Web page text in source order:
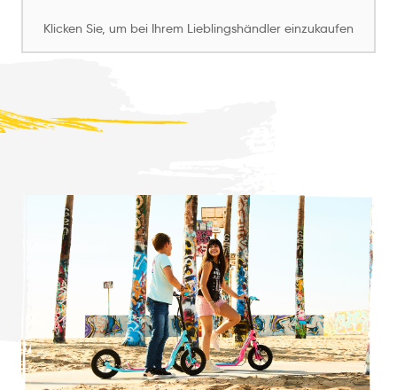
Klicken Sie, um bei Ihrem Lieblingshändler einzukaufen